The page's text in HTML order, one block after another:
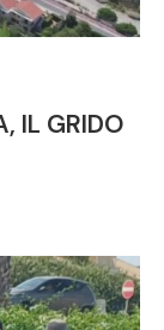
IL GRIDO